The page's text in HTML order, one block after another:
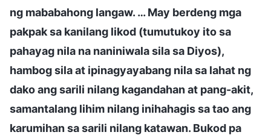
ng mababahong langaw. … May berdeng mga
pakpak sa kanilang likod (tumutukoy ito sa
pahayag nila na naniniwala sila sa Diyos),
hambog sila at ipinagyayabang nila sa lahat ng
dako ang sarili nilang kagandahan at pang-akit,
samantalang lihim nilang inihahagis sa tao ang
karumihan sa sarili nilang katawan. Bukod pa